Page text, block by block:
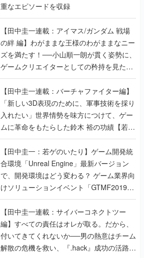
重なエピソードを収録
【田中圭一連載：アイマス/ガンダム 戦場
の絆 編】わがままな王様のわがままなニー
ズを満たす！──小山順一朗が貫く姿勢に、
ゲームクリエイターとしての矜持を見た
【若ゲのいたり最終回】
【田中圭一連載：バーチャファイター編】
「新しい3D表現のために、軍事技術を採り
入れたい」世界情勢を味方につけて、ゲー
ムに革命をもたらした鈴木 裕の功績【若ゲ
のいたり】
【田中圭一：若ゲのいたり】ゲーム開発統
合環境「Unreal Engine」最新バージョン
で、開発環境はどう変わる？ ゲーム業界向
けソリューションイベント「GTMF2019」
に行って、より理解を深めよう【PR】
【田中圭一連載：サイバーコネクトツー
編】すべての責任はオレが取る。だから、
付いてきてくれないか──男の熱意はチーム
解散の危機を救い、『.hack』成功の活路を